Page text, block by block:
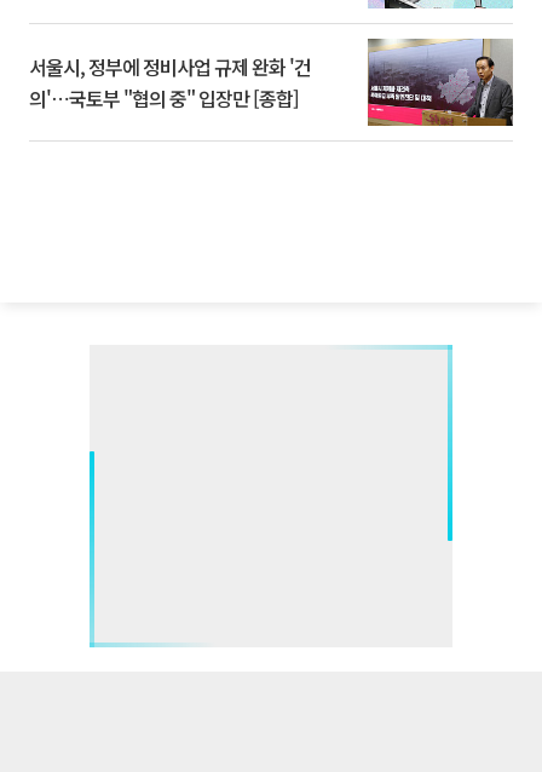
서울시, 정부에 정비사업 규제 완화 '건
의'⋯국토부 "협의 중" 입장만 [종합]